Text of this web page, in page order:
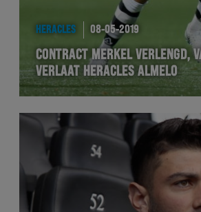
HERACLES 08-05-2019
CONTRACT MERKEL VERLENGD,
VERLAAT HERACLES ALMELO